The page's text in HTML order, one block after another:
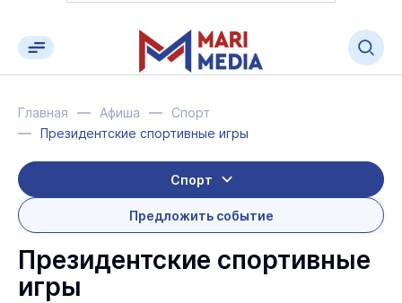
Главная Афиша
Спорт
Президентские спортивные игры
Спорт
Предложить событие
Президентские спортивные
игры